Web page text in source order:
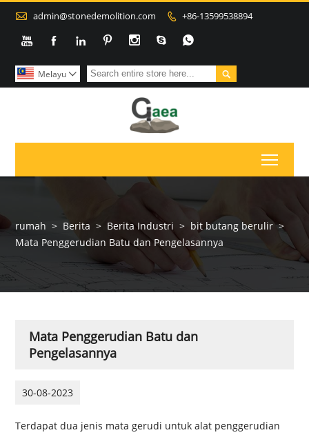
 admin@stonedemolition.com  +86-13599538894
      

Melayu 
rumah > Berita > Berita Industri > bit butang berulir >
Mata Penggerudian Batu dan Pengelasannya
Mata Penggerudian Batu dan
Pengelasannya
30-08-2023
Terdapat dua jenis mata gerudi untuk alat penggerudian